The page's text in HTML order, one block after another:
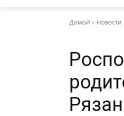
Домой Новости